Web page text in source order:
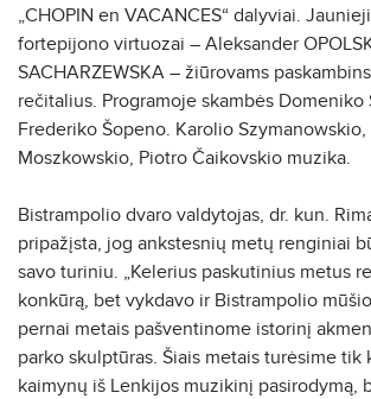
„CHOPIN en VACANCES“ dalyviai.
fortepijono virtuozai – Aleksander
SACHARZEWSKA – žiūrovams
rečitalius. Programoje skambės Domeniko
Frederiko Šopeno. Karolio
Moszkowskio, Piotro Čaikovskio muzika.
Bistrampolio dvaro valdytojas, dr. kun.
pripažįsta, jog ankstesnių metų renginiai
savo turiniu. „Kelerius paskutinius metus
konkūrą, bet vykdavo ir Bistrampolio
pernai metais pašventinome istorinį
parko skulptūras. Šiais metais turėsime tik
kaimynų iš Lenkijos muzikinį pasirodymą,